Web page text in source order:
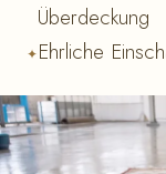
Überdeckung
Ehrliche